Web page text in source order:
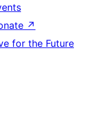
↗
for the Future